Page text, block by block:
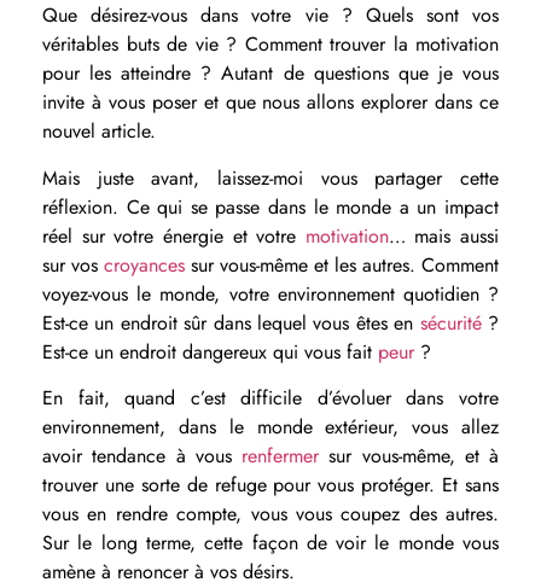
Que désirez-vous dans votre vie ? Quels sont vos
véritables buts de vie ? Comment trouver la motivation
pour les atteindre ?Autant de questions que je vous
invite à vous poser et que nous allons explorer dans ce
nouvel article.
Mais juste avant, laissez-moi vous partager cette
réflexion. Ce qui se passe dans le monde a un impact
réel sur votre énergie et votre motivation… mais aussi
sur vos croyances sur vous-même et les autres. Comment
voyez-vous le monde, votre environnement quotidien ?
Est-ce un endroit sûr dans lequel vous êtes en sécurité?
Est-ce un endroit dangereux qui vous fait peur ?
En fait, quand c’est difficile d’évoluer dans votre
environnement, dans le monde extérieur, vous allez
avoir tendance à vous renfermersur vous-même, et à
trouver une sorte de refuge pour vous protéger. Et sans
vous en rendre compte, vous vous coupez des autres.
Sur le long terme, cette façon de voir le monde vous
amène à renoncer à vos désirs.